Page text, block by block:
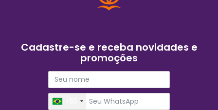
Cadastre-se e receba novidades e
promoções